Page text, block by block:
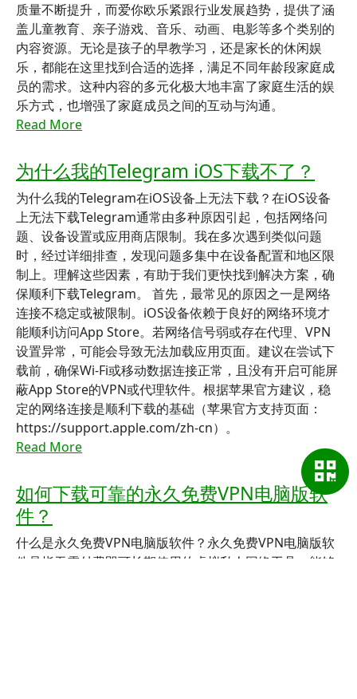
质量不断提升，而爱你欧乐紧跟行业发展趋势，提供了涵
盖儿童教育、亲子游戏、音乐、动画、电影等多个类别的
内容资源。无论是孩子的早教学习，还是家长的休闲娱
乐，都能在这里找到合适的选择，满足不同年龄段家庭成
员的需求。这种内容的多元化极大地丰富了家庭生活的娱
乐方式，也增强了家庭成员之间的互动与沟通。
Read More
为什么我的Telegram iOS下载不了？
为什么我的Telegram在iOS设备上无法下载？在iOS设备
上无法下载Telegram通常由多种原因引起，包括网络问
题、设备设置或应用商店限制。我在多次遇到类似问题
时，经过详细排查，发现问题多集中在设备配置和地区限
制上。理解这些因素，有助于我们更快找到解决方案，确
保顺利下载Telegram。 首先，最常见的原因之一是网络
连接不稳定或被限制。iOS设备依赖于良好的网络环境才
能顺利访问App Store。若网络信号弱或存在代理、VPN
设置异常，可能会导致无法加载应用页面。建议在尝试下
载前，确保Wi-Fi或移动数据连接正常，且没有开启可能屏
蔽App Store的VPN或代理软件。根据苹果官方建议，稳
定的网络连接是顺利下载的基础（苹果官方支持页面：
https://support.apple.com/zh-cn）。
Read More
如何下载可靠的永久免费VPN电脑版软
件？
什么是永久免费VPN电脑版软件？永久免费VPN电脑版软
件是指无需付费即可长期使用的虚拟私人网络工具，能够